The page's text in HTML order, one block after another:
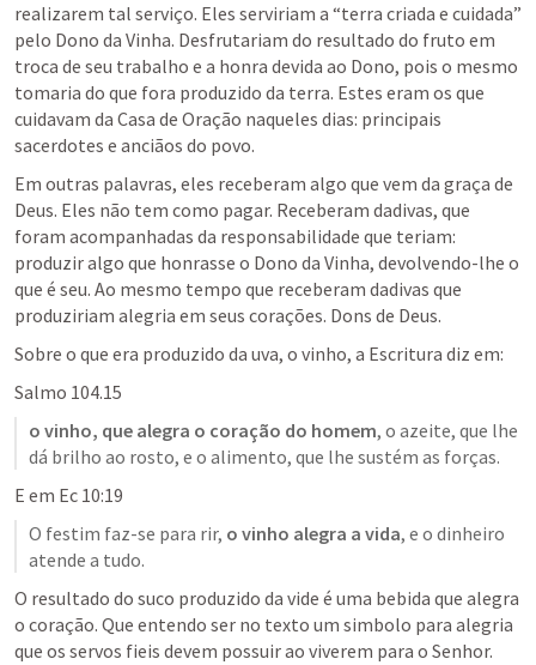
realizarem tal serviço. Eles serviriam a “terra criada e cuidada”
pelo Dono da Vinha. Desfrutariam do resultado do fruto em
troca de seu trabalho e a honra devida ao Dono, pois o mesmo
tomaria do que fora produzido da terra. Estes eram os que
cuidavam da Casa de Oração naqueles dias: principais
sacerdotes e anciãos do povo.
Em outras palavras, eles receberam algo que vem da graça de
Deus. Eles não tem como pagar. Receberam dadivas, que
foram acompanhadas da responsabilidade que teriam:
produzir algo que honrasse o Dono da Vinha, devolvendo-lhe o
que é seu. Ao mesmo tempo que receberam dadivas que
produziriam alegria em seus corações. Dons de Deus.
Sobre o que era produzido da uva, o vinho, a Escritura diz em:
Salmo 104.15
o vinho, que alegra o coração do homem, o azeite, que lhe
dá brilho ao rosto, e o alimento, que lhe sustém as forças.
E em Ec 10:19
O festim faz-se para rir, o vinho alegra a vida, e o dinheiro
atende a tudo.
O resultado do suco produzido da vide é uma bebida que alegra
o coração. Que entendo ser no texto um simbolo para alegria
que os servos fieis devem possuir ao viverem para o Senhor.